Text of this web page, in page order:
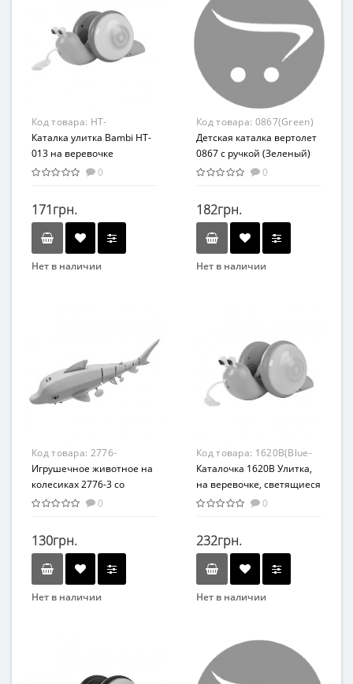
Возраст
От 18 мес
Возрастная группа
Пластик
Развивающая игрушка
Возраст
Возрастная группа
От 3 лет
Материал
Пластик
Код товара: HT-
013(Orange-Red)
Каталка улитка Bambi HT-
013 на веревочке
(Оранжевый )0
171грн.
Нет в наличии
Код товара: 0867(Green)
Детская каталка вертолет
0867 с ручкой (Зеленый)
0
182грн.
Нет в наличии
Развлекательные
Возраст
От 12 мес
Возрастная группа
Пластик
Код товара: 2776-
3(Turquoise)
Игрушечное животное на
колесиках 2776-3 со
световыми эффектами
0
130грн.
Нет в наличии
Код товара: 1620B(Blue-
Orange)
Каталочка 1620B Улитка,
на веревочке, светящиеся
колеса (Синий-
0
232грн.
Нет в наличии